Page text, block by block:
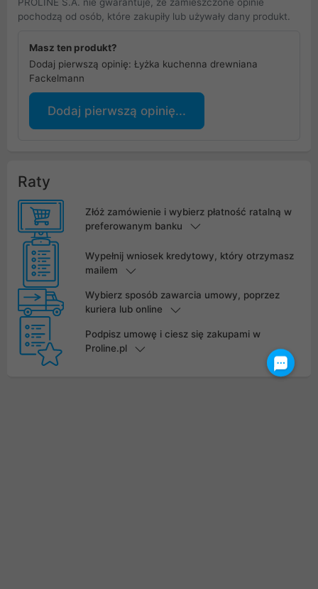
pochodzą od osób, które zakupiły lub używały dany produkt.
Masz ten produkt?
Dodaj pierwszą opinię: Łyżka kuchenna drewniana
Fackelmann
Dodaj pierwszą opinię...
Raty
Złóż zamówienie i wybierz płatność ratalną w
preferowanym banku
Wypełnij wniosek kredytowy, który otrzymasz
mailem
Wybierz sposób zawarcia umowy, poprzez
kuriera lub online
Podpisz umowę i ciesz się zakupami w
Proline.pl